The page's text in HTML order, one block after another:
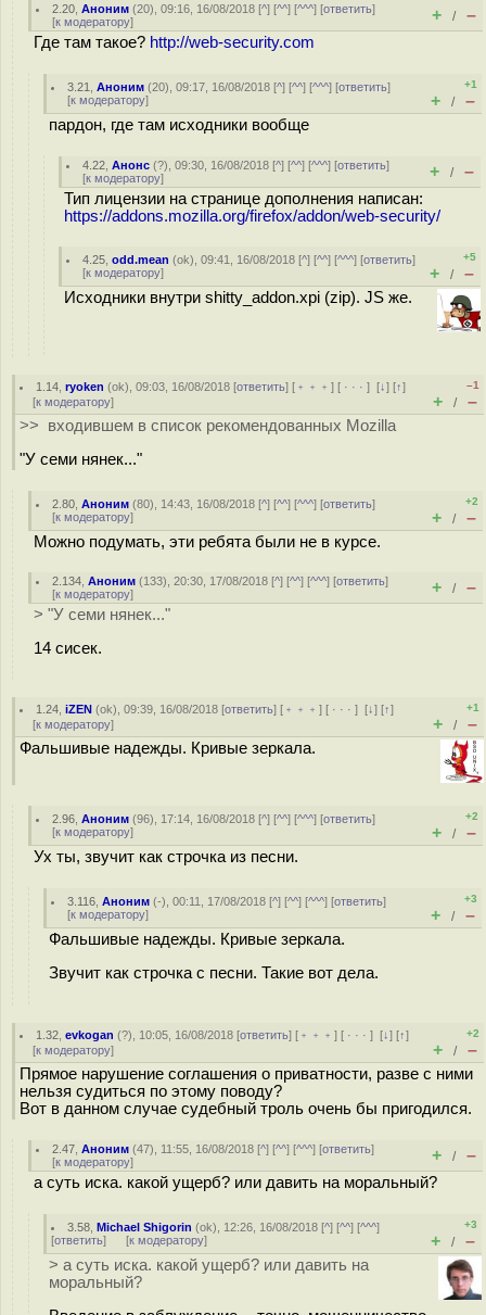
2.20 ,Аноним (20), 09:16, 16/08/2018 [^] [^^] [^^^] [ответить]
[к модератору] + / –
Где там такое? http://web-security.com
3.21 ,Аноним (20), 09:17, 16/08/2018 [^] [^^] [^^^] [ответить]
[к модератору]
+1
+ / –
пардон, где там исходники вообще
4.22 ,Анонс (?), 09:30, 16/08/2018 [^] [^^] [^^^] [ответить]
[к модератору] + / –
Тип лицензии на странице дополнения написан:
https://addons.mozilla.org/firefox/addon/web-security/
4.25 ,odd.mean (ok), 09:41, 16/08/2018 [^] [^^] [^^^] [ответить]
[к модератору]
+5
+ / –
Исходники внутри shitty_addon.xpi (zip). JS же.
1.14 ,ryoken (ok), 09:03, 16/08/2018 [ответить] [ ﹢﹢﹢] [ · · ·][↓] [↑]
[к модератору]
–1
+ / –
>> входившем в список рекомендованных Mozilla
"У семи нянек..."
2.80 ,Аноним (80), 14:43, 16/08/2018 [^] [^^] [^^^] [ответить]
[к модератору]
+2
+ / –
Можно подумать, эти ребята были не в курсе.
2.134 ,Аноним (133), 20:30, 17/08/2018 [^] [^^] [^^^] [ответить]
[к модератору] + / –
> "У семи нянек..."
14 сисек.
1.24 ,iZEN (ok), 09:39, 16/08/2018 [ответить] [ ﹢﹢﹢] [ · · ·][↓] [↑]
[к модератору]
+1
+ / –
Фальшивые надежды. Кривые зеркала.
2.96 ,Аноним (96), 17:14, 16/08/2018 [^] [^^] [^^^] [ответить]
[к модератору]
+2
+ / –
Ух ты, звучит как строчка из песни.
3.116 ,Аноним (-), 00:11, 17/08/2018 [^] [^^] [^^^] [ответить]
[к модератору]
+3
+ / –
Фальшивые надежды. Кривые зеркала.
Звучит как строчка с песни. Такие вот дела.
1.32 ,evkogan (?), 10:05, 16/08/2018 [ответить] [ ﹢﹢﹢] [ · · ·][↓] [↑]
[к модератору]
+2
+ / –
Прямое нарушение соглашения о приватности, разве с ними
нельзя судиться по этому поводу?
Вот в данном случае судебный троль очень бы пригодился.
2.47 ,Аноним (47), 11:55, 16/08/2018 [^] [^^] [^^^] [ответить]
[к модератору] + / –
а суть иска. какой ущерб? или давить на моральный?
3.58 ,Michael Shigorin (ok), 12:26, 16/08/2018 [^] [^^] [^^^]
[ответить] [к модератору]
+3
+ / –
> а суть иска. какой ущерб? или давить на
моральный?